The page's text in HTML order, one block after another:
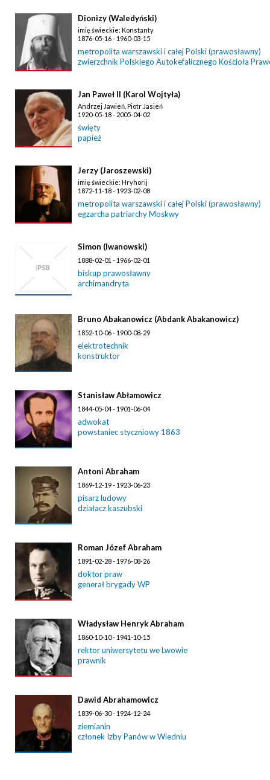
Dionizy (Waledyński)
imię świeckie: Konstanty
1876-05-16 - 1960-03-15
metropolita warszawski i całej Polski (prawosławny)
zwierzchnik Polskiego Autokefalicznego Kościoła
Jan Paweł II (Karol Wojtyła)
Andrzej Jawień, Piotr Jasień
1920-05-18 - 2005-04-02
święty
papież
Jerzy (Jaroszewski)
imię świeckie: Hryhorij
1872-11-18 - 1923-02-08
metropolita warszawski i całej Polski (prawosławny)
egzarcha patriarchy Moskwy
Simon (Iwanowski)
1888-02-01 - 1966-02-01
biskup prawosławny
archimandryta
Bruno Abakanowicz (Abdank Abakanowicz)
1852-10-06 - 1900-08-29
elektrotechnik
konstruktor
Stanisław Abłamowicz
1844-05-04 - 1901-06-04
adwokat
powstaniec styczniowy 1863
Antoni Abraham
1869-12-19 - 1923-06-23
pisarz ludowy
działacz kaszubski
Roman Józef Abraham
1891-02-28 - 1976-08-26
doktor praw
generał brygady WP
Władysław Henryk Abraham
1860-10-10 - 1941-10-15
rektor uniwersytetu we Lwowie
prawnik
Dawid Abrahamowicz
1839-06-30 - 1924-12-24
ziemianin
członek Izby Panów w Wiedniu